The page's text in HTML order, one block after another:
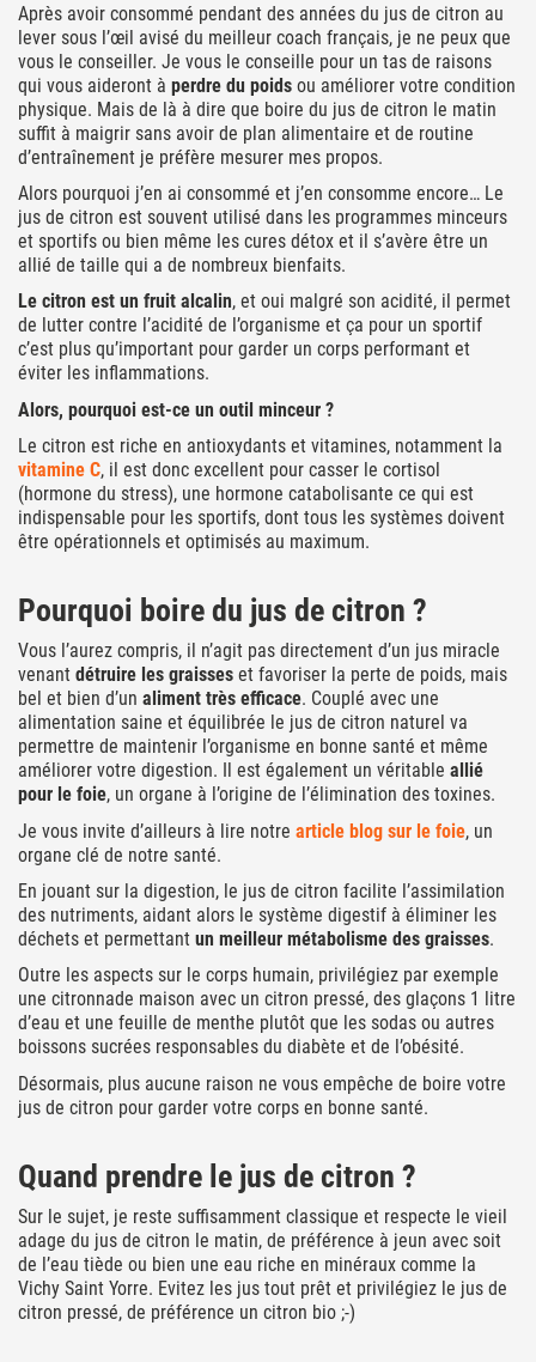
Après avoir consommé pendant des années du jus de citron au
lever sous l’œil avisé du meilleur coach français, je ne peux que
vous le conseiller. Je vous le conseille pour un tas de raisons
qui vous aideront à perdre du poids ou améliorer votre condition
physique. Mais de là à dire que boire du jus de citron le matin
suffit à maigrir sans avoir de plan alimentaire et de routine
d’entraînement je préfère mesurer mes propos.
Alors pourquoi j’en ai consommé et j’en consomme encore… Le
jus de citron est souvent utilisé dans les programmes minceurs
et sportifs ou bien même les cures détox et il s’avère être un
allié de taille qui a de nombreux bienfaits.
Le citron est un fruit alcalin, et oui malgré son acidité, il permet
de lutter contre l’acidité de l’organisme et ça pour un sportif
c’est plus qu’important pour garder un corps performant et
éviter les inflammations.
Alors, pourquoi est-ce un outil minceur ?
Le citron est riche en antioxydants et vitamines, notamment la
vitamine C, il est donc excellent pour casser le cortisol
(hormone du stress), une hormone catabolisante ce qui est
indispensable pour les sportifs, dont tous les systèmes doivent
être opérationnels et optimisés au maximum.
Pourquoi boire du jus de citron ?
Vous l’aurez compris, il n’agit pas directement d’un jus miracle
venant détruire les graisses et favoriser la perte de poids, mais
bel et bien d’un aliment très efficace. Couplé avec une
alimentation saine et équilibrée le jus de citron naturel va
permettre de maintenir l’organisme en bonne santé et même
améliorer votre digestion. Il est également un véritable allié
pour le foie, un organe à l’origine de l’élimination des toxines.
Je vous invite d’ailleurs à lire notre article blog sur le foie, un
organe clé de notre santé.
En jouant sur la digestion, le jus de citron facilite l’assimilation
des nutriments, aidant alors le système digestif à éliminer les
déchets et permettant un meilleur métabolisme des graisses.
Outre les aspects sur le corps humain, privilégiez par exemple
une citronnade maison avec un citron pressé, des glaçons 1 litre
d’eau et une feuille de menthe plutôt que les sodas ou autres
boissons sucrées responsables du diabète et de l’obésité.
Désormais, plus aucune raison ne vous empêche de boire votre
jus de citron pour garder votre corps en bonne santé.
Quand prendre le jus de citron ?
Sur le sujet, je reste suffisamment classique et respecte le vieil
adage du jus de citron le matin, de préférence à jeun avec soit
de l’eau tiède ou bien une eau riche en minéraux comme la
Vichy Saint Yorre. Evitez les jus tout prêt et privilégiez le jus de
citron pressé, de préférence un citron bio ;-)